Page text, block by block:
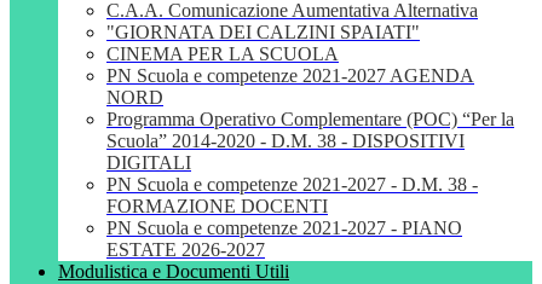
C.A.A. Comunicazione Aumentativa Alternativa
"GIORNATA DEI CALZINI SPAIATI"
CINEMA PER LA SCUOLA
PN Scuola e competenze 2021-2027 AGENDA
NORD
Programma Operativo Complementare (POC) “Per la
Scuola” 2014-2020 - D.M. 38 - DISPOSITIVI
DIGITALI
PN Scuola e competenze 2021-2027 - D.M. 38 -
FORMAZIONE DOCENTI
PN Scuola e competenze 2021-2027 - PIANO
ESTATE 2026-2027
Modulistica e Documenti Utili